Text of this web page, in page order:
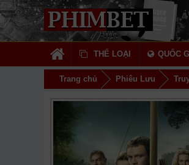
THỂ LOẠI QUỐC
Trang chủ Phiêu Lưu